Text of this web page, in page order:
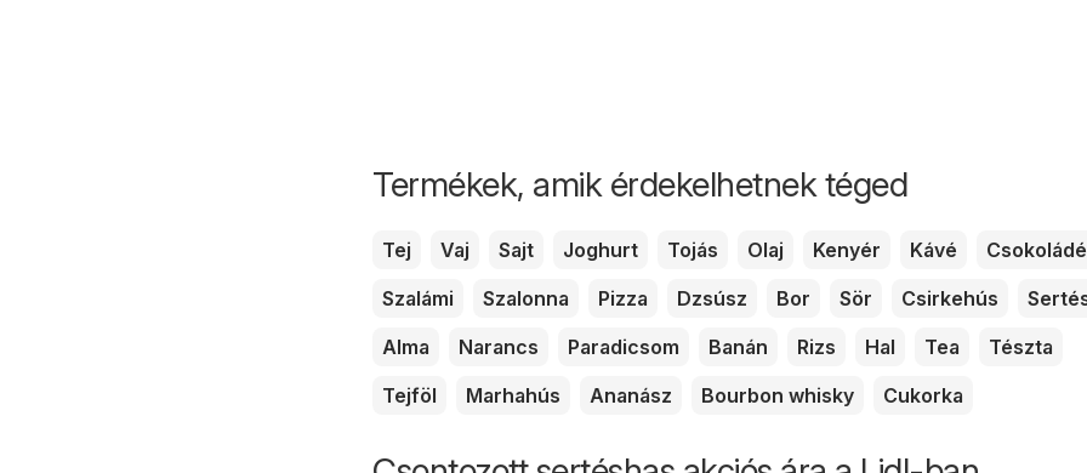
Termékek, amik érdekelhetnek téged
Tej Vaj Sajt Joghurt Tojás Olaj Kenyér Kávé
Csokoládé
Szalámi
Szalonna Pizza Dzsúsz Bor Sör Csirkehús
Alma
Narancs Paradicsom Banán Rizs Hal Tea
Tészta
Tejföl
Marhahús Ananász Bourbon whisky Cukorka